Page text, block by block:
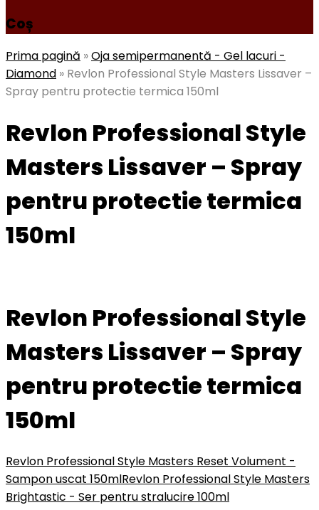
Coș
Prima pagină »Oja semipermanentă - Gel lacuri -
Diamond » Revlon Professional Style Masters Lissaver –
Spray pentru protectie termica 150ml
Revlon Professional Style
Masters Lissaver – Spray
pentru protectie termica
150ml
Revlon Professional Style
Masters Lissaver – Spray
pentru protectie termica
150ml
Revlon Professional Style Masters Reset Volument -
Sampon uscat 150mlRevlon Professional Style Masters
Brightastic - Ser pentru stralucire 100ml